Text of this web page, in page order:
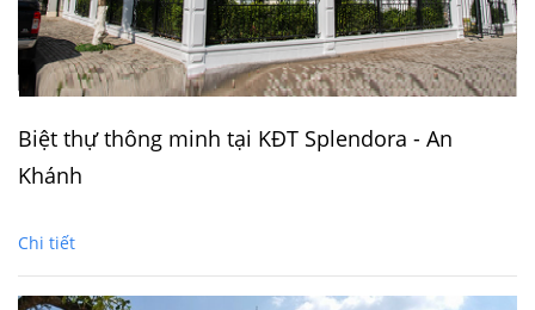
Biệt thự thông minh tại KĐT Splendora - An
Khánh
Chi tiết